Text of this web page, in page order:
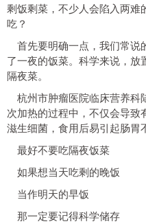
剩饭剩菜，不少人会陷入两难
吃？
首先要明确一点，我们常说
了一夜的饭菜。科学来说， 放
隔夜菜。
杭州市肿瘤医院临床营养科
次加热的过程中，不仅会导致
滋生细菌，食用后易引起肠胃
最好不要吃隔夜饭菜
如果想当天吃剩的晚饭
当作明天的早饭
那一定要记得科学储存